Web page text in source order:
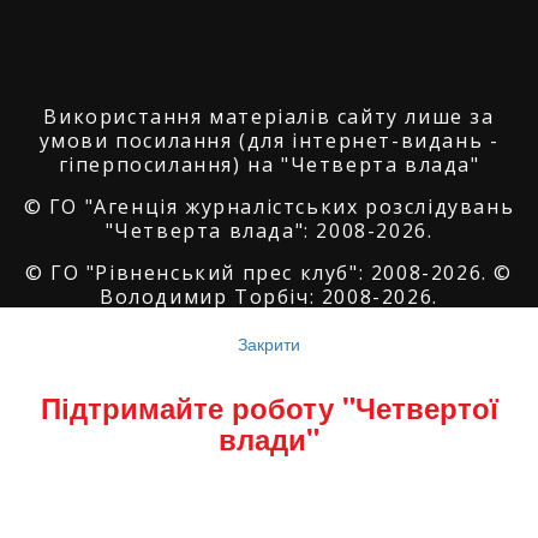
Використання матеріалів сайту лише за
умови посилання (для інтернет-видань -
гіперпосилання) на "Четверта влада"
© ГО "Агенція журналістських розслідувань
"Четверта влада": 2008-2026.
© ГО "Рівненський прес клуб": 2008-2026. ©
Володимир Торбіч: 2008-2026.
SoftGroup
Reserved
Закрити
Підтримайте роботу "Четвертої
влади"